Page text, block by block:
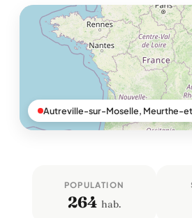
Autreville-sur-Moselle, Meurthe-
POPULATION
264 hab.